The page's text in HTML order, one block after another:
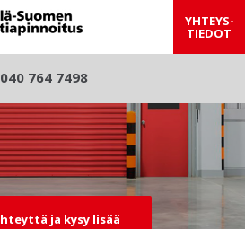
LattiapinnoitusYHTEYS-
TIEDOT
040 764 7498
t
ja kysy lisää